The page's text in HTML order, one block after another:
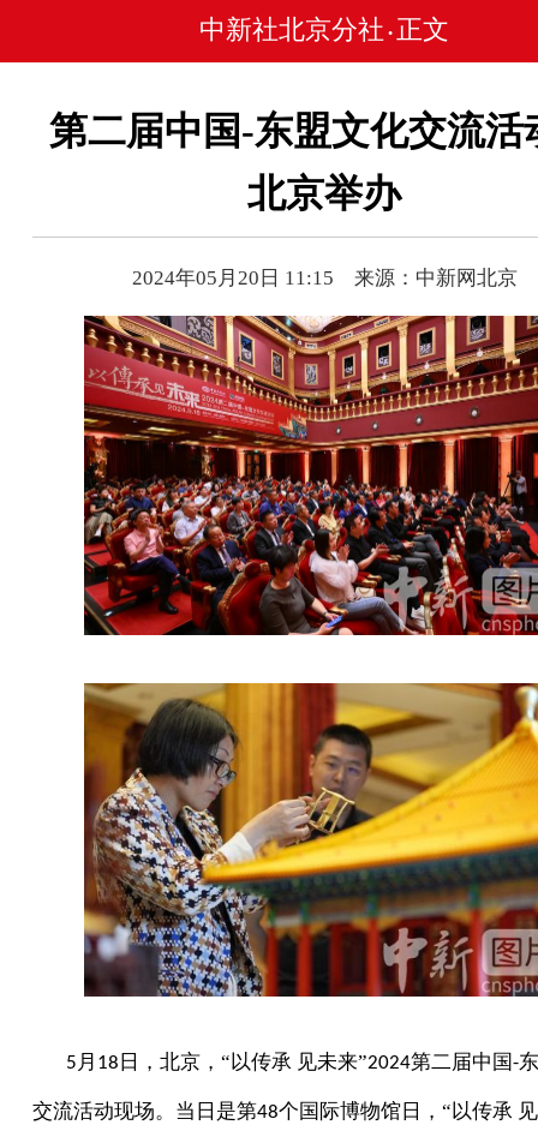
中新社北京分社 • 正文
第二届中国-东盟文化交流活
北京举办
2024年05月20日 11:15 来源：中新网北京
5 月 18 日，北京，“以传承 见未来”2024第二届中国-
交流活动现场。当日是第48个国际博物馆日，“以传承